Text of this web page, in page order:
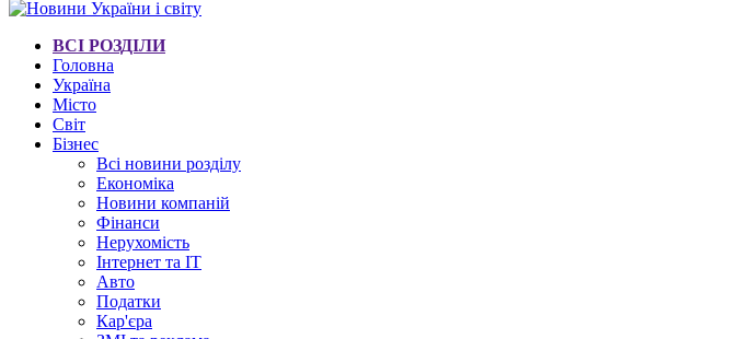
ВСІ РОЗДІЛИ
Головна
Україна
Місто
Світ
Бізнес
Всі новини розділу
Економіка
Новини компаній
Фінанси
Нерухомість
Інтернет та IT
Авто
Податки
Кар'єра